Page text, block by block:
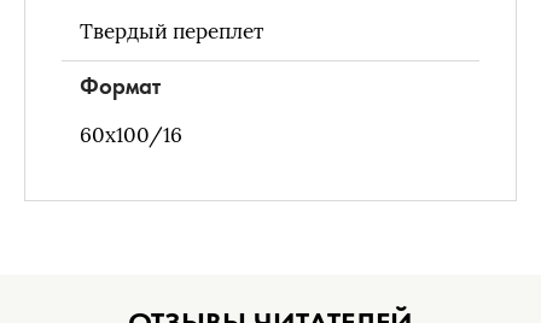
Твердый переплет
Формат
60x100/16